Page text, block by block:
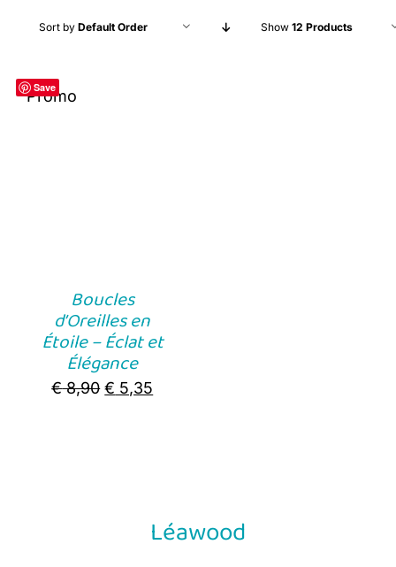
Sort by Default Order Show 12 Products
Save
Promo
Boucles
d’Oreilles en
Étoile – Éclat et
Élégance
€8,90 Original
€ 5,35
Léawood